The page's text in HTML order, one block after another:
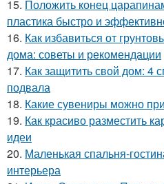
15. Положить конец
пластика быстро и
16. Как избавиться от
дома: советы и рекомендации
17. Как защитить свой дом: 4
подвала
18. Какие сувениры можно
19. Как красиво разместить
идеи
20. Маленькая спальня-
интерьера